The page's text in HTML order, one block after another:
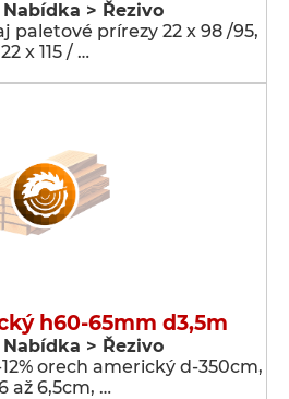
> Řezivo
paletové prírezy 22 x 98 /95,
22 x 115 / …
h60-65mm d3,5m
> Řezivo
orech americký d-350cm,
až 6,5cm, …